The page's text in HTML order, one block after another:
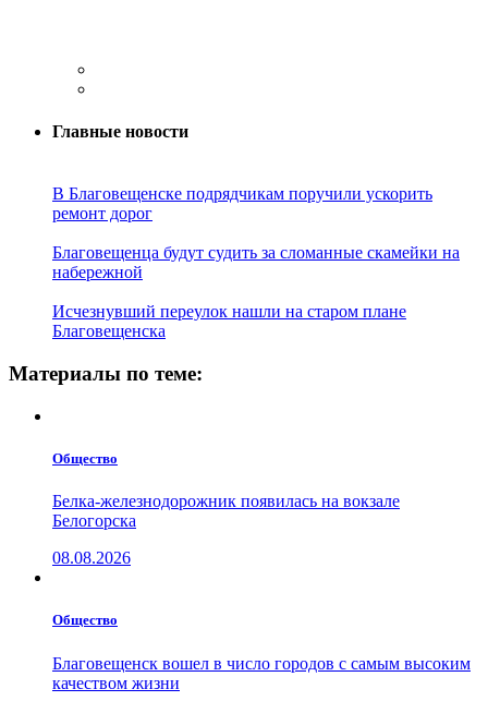
Главные новости
В Благовещенске подрядчикам поручили ускорить
ремонт дорог
Благовещенца будут судить за сломанные скамейки на
набережной
Исчезнувший переулок нашли на старом плане
Благовещенска
Материалы по теме:
Общество
Белка-железнодорожник появилась на вокзале
Белогорска
08.08.2026
Общество
Благовещенск вошел в число городов с самым высоким
качеством жизни